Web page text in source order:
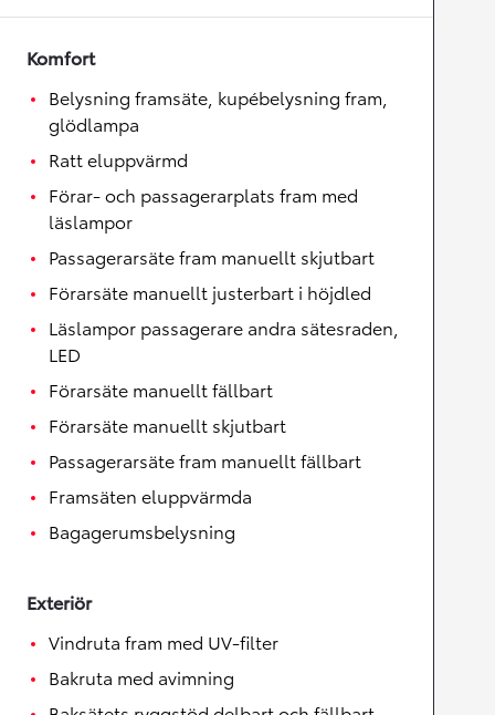
Komfort
Belysning framsäte, kupébelysning fram,
glödlampa
Ratt eluppvärmd
Förar- och passagerarplats fram med
läslampor
Passagerarsäte fram manuellt skjutbart
Förarsäte manuellt justerbart i höjdled
Läslampor passagerare andra sätesraden,
LED
Förarsäte manuellt fällbart
Förarsäte manuellt skjutbart
Passagerarsäte fram manuellt fällbart
Framsäten eluppvärmda
Bagagerumsbelysning
Exteriör
Vindruta fram med UV-filter
Bakruta med avimning